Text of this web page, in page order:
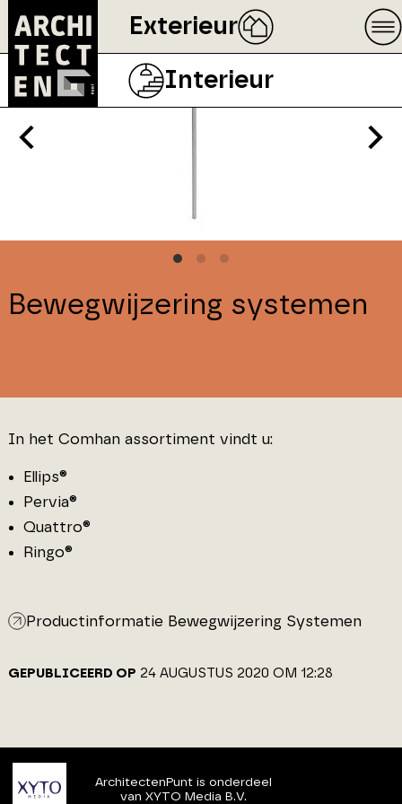
Exterieur
Interieur
Bewegwijzering systemen
In het Comhan assortiment vindt u:
Ellips®
Pervia®
Quattro®
Ringo®
Productinformatie Bewegwijzering Systemen
GEPUBLICEERD OP 24 AUGUSTUS 2020 OM 12:28
ArchitectenPunt is onderdeel
van XYTO Media B.V.